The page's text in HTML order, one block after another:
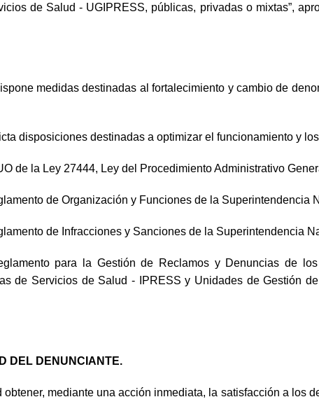
de Salud - UGIPRESS, públicas, privadas o mixtas”,
medidas destinadas al fortalecimiento y cambio de
disposiciones destinadas a optimizar el funcionamiento y
de la Ley 27444, Ley del Procedimiento Administrativo
de Organización y Funciones de la Superintendencia
de Infracciones y Sanciones de la Superintendencia
para la Gestión de Reclamos y Denuncias de
de Servicios de Salud - IPRESS y Unidades de Gestión
DEL DENUNCIANTE.
mediante una acción inmediata, la satisfacción a los